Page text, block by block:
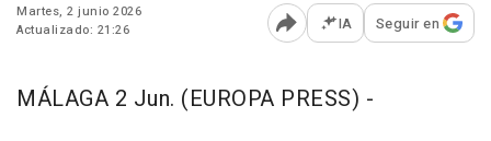
Martes, 2 junio 2026
Actualizado: 21:26
Abrir opciones para
IA Seguir en
MÁLAGA 2 Jun. (EUROPA PRESS) -